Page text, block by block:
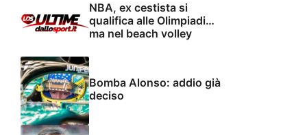
NBA, ex cestista si
qualifica alle Olimpiadi…
ma nel beach volley
Bomba Alonso: addio già
deciso